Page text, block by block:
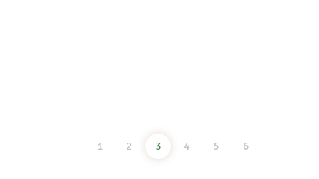
1 2 3 4 5 6